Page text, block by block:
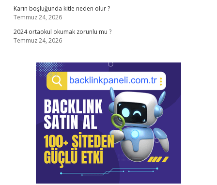
Karın boşluğunda kitle neden olur ?
Temmuz 24, 2026
2024 ortaokul okumak zorunlu mu ?
Temmuz 24, 2026